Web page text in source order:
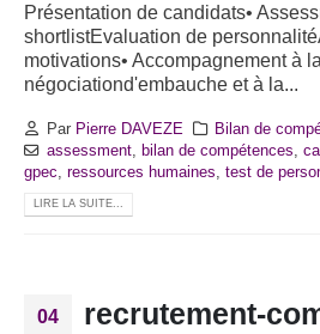
Présentation de candidats•
shortlistEvaluation de
motivations• Accompagnement à la
négociationd'embauche et à la...
Par Pierre DAVEZE
Bilan de
assessment, bilan de compétences
gpec
ressources humaines test de
LIRE LA SUITE...
04
recrutement-